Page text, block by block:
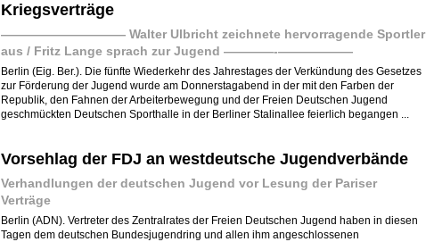
Kriegsverträge
—————————— Walter Ulbricht zeichnete hervorragende Sportler
aus / Fritz Lange sprach zur Jugend ————-——————
Berlin (Eig. Ber.). Die fünfte Wiederkehr des Jahrestages der Verkündung des Gesetzes
zur Förderung der Jugend wurde am Donnerstagabend in der mit den Farben der
Republik, den Fahnen der Arbeiterbewegung und der Freien Deutschen Jugend
geschmückten Deutschen Sporthalle in der Berliner Stalinallee feierlich begangen ...
Vorsehlag der FDJ an westdeutsche Jugendverbände
Verhandlungen der deutschen Jugend vor Lesung der Pariser
Verträge
Berlin (ADN). Vertreter des Zentralrates der Freien Deutschen Jugend haben in diesen
Tagen dem deutschen Bundesjugendring und allen ihm angeschlossenen